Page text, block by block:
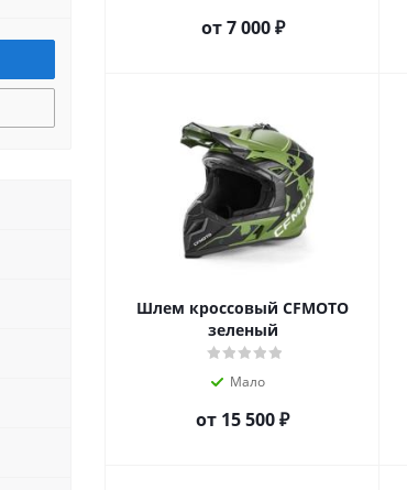
от7 000 ₽
Шлем кроссовый CFMOTO
зеленый
Мало
от 15 500 ₽